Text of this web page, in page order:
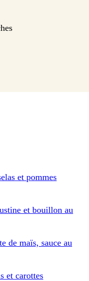
et pommes
et bouillon au
de maïs, sauce au
et carottes